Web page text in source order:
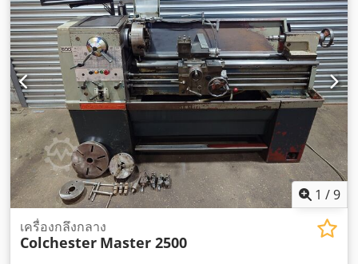
1 /9
เครื่องกลึงกลาง
Colchester Master 2500